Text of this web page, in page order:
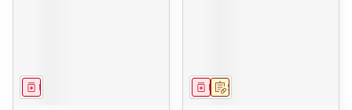
Médicament Sur prescription
Médicament